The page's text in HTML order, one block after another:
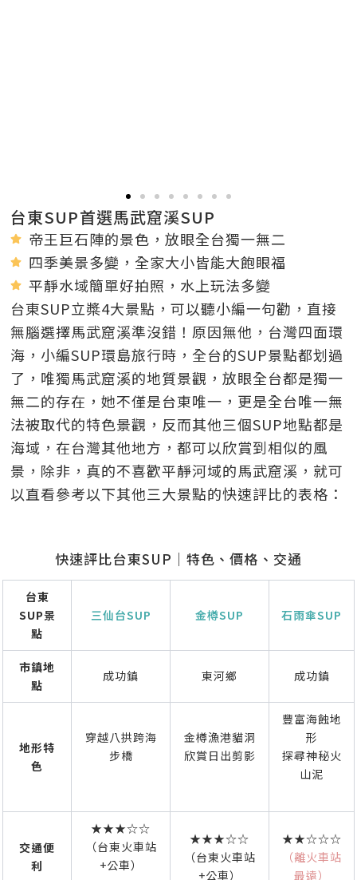
台東SUP首選馬武窟溪SUP
帝王巨石陣的景色，放眼全台獨一無二
四季美景多變，全家大小皆能大飽眼福
平靜水域簡單好拍照，水上玩法多變
台東SUP立槳4大景點，可以聽小編一句勸，直接
無腦選擇馬武窟溪準沒錯！原因無他，台灣四面環
海，小編SUP環島旅行時，全台的SUP景點都划過
了，唯獨馬武窟溪的地質景觀，放眼全台都是獨一
無二的存在，她不僅是台東唯一，更是全台唯一無
法被取代的特色景觀，反而其他三個SUP地點都是
海域，在台灣其他地方，都可以欣賞到相似的風
景，除非，真的不喜歡平靜河域的馬武窟溪，就可
以直看參考以下其他三大景點的快速評比的表格：
快速評比台東SUP｜特色、價格、交通
台東
SUP景
點
三仙台SUP 金樽SUP 石雨傘SUP
市鎮地
點
成功鎮 東河鄉 成功鎮
地形特
色
穿越八拱跨海
步橋
金樽漁港貓洞
欣賞日出剪影
豐富海蝕地
形
探尋神秘火
山泥
交通便
利
★★★☆☆
（台東火車站
+公車）
★★★☆☆
（台東火車站
+公車）
★★☆☆☆
（離火車站
最遠）